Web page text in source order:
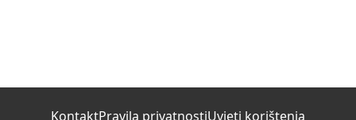
KontaktPravila privatnostiUvjeti korištenja